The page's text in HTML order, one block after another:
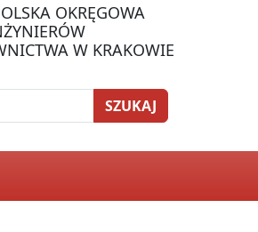
OKRĘGOWA
W KRAKOWIE
SZUKAJ